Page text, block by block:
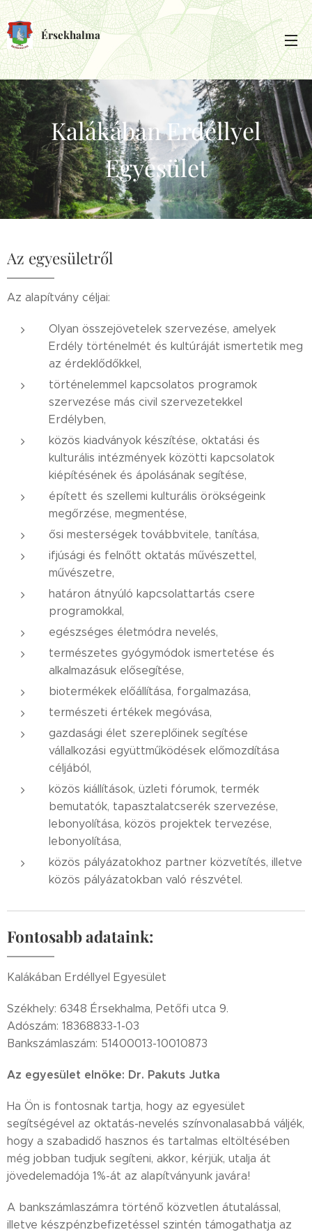
Érsekhalma
Kalákában Erdéllyel
Egyesület
Az egyesületről
Az alapítvány céljai:
Olyan összejövetelek szervezése, amelyek
Erdély történelmét és kultúráját ismertetik meg
az érdeklődőkkel,
történelemmel kapcsolatos programok
szervezése más civil szervezetekkel
Erdélyben,
közös kiadványok készítése, oktatási és
kulturális intézmények közötti kapcsolatok
kiépítésének és ápolásának segítése,
épített és szellemi kulturális örökségeink
megőrzése, megmentése,
ősi mesterségek továbbvitele, tanítása,
ifjúsági és felnőtt oktatás művészettel,
művészetre,
határon átnyúló kapcsolattartás csere
programokkal,
egészséges életmódra nevelés,
természetes gyógymódok ismertetése és
alkalmazásuk elősegítése,
biotermékek előállítása, forgalmazása,
természeti értékek megóvása,
gazdasági élet szereplőinek segítése
vállalkozási együttműködések előmozdítása
céljából,
közös kiállítások, üzleti fórumok, termék
bemutatók, tapasztalatcserék szervezése,
lebonyolítása, közös projektek tervezése,
lebonyolítása,
közös pályázatokhoz partner közvetítés, illetve
közös pályázatokban való részvétel.
Fontosabb adataink:
Kalákában Erdéllyel Egyesület
Székhely: 6348 Érsekhalma, Petőfi utca 9.
Adószám: 18368833-1-03
Bankszámlaszám: 51400013-10010873
Az egyesület elnöke: Dr. Pakuts Jutka
Ha Ön is fontosnak tartja, hogy az egyesület
segítségével az oktatás-nevelés színvonalasabbá váljék,
hogy a szabadidő hasznos és tartalmas eltöltésében
még jobban tudjuk segíteni, akkor, kérjük, utalja át
jövedelemadója 1%-át az alapítványunk javára!
A bankszámlaszámra történő közvetlen átutalással,
illetve készpénzbefizetéssel szintén támogathatja az